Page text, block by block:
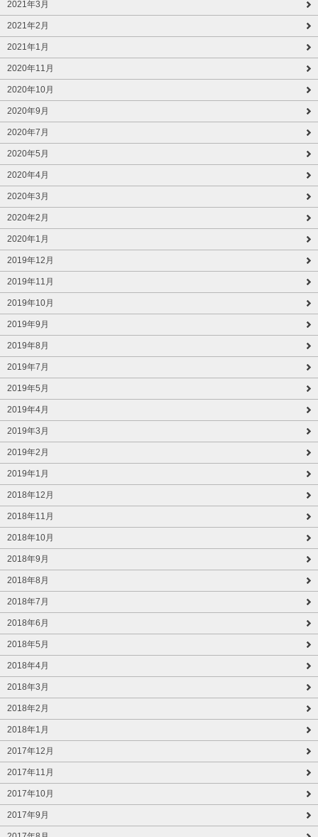
2021年3月
2021年2月
2021年1月
2020年11月
2020年10月
2020年9月
2020年7月
2020年5月
2020年4月
2020年3月
2020年2月
2020年1月
2019年12月
2019年11月
2019年10月
2019年9月
2019年8月
2019年7月
2019年5月
2019年4月
2019年3月
2019年2月
2019年1月
2018年12月
2018年11月
2018年10月
2018年9月
2018年8月
2018年7月
2018年6月
2018年5月
2018年4月
2018年3月
2018年2月
2018年1月
2017年12月
2017年11月
2017年10月
2017年9月